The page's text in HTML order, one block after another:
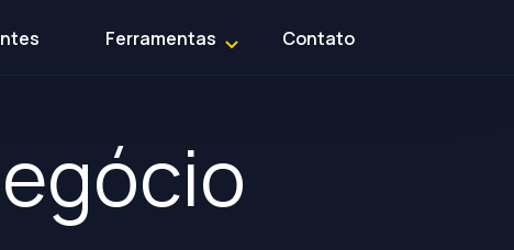
Ferramentas Contato